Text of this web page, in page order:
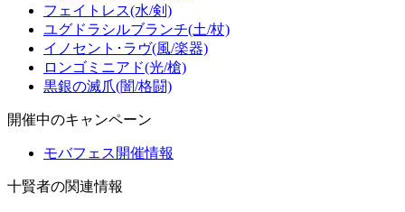
フェイトレス(水/剣)
ユグドラシルブランチ(土/杖)
イノセント･ラヴ(風/楽器)
ロンゴミニアド(光/槍)
黒銀の滅爪(闇/格闘)
開催中のキャンペーン
モバフェス開催情報
十賢者の関連情報